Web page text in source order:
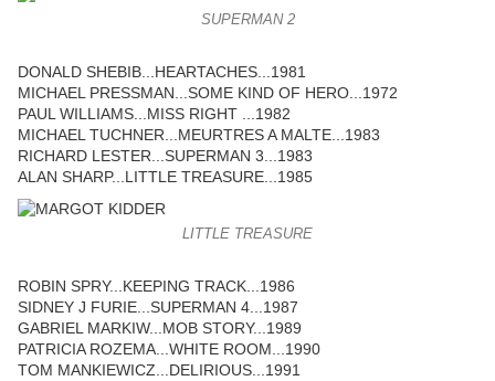
SUPERMAN 2
DONALD SHEBIB...HEARTACHES...1981
MICHAEL PRESSMAN...SOME KIND OF HERO...1972
PAUL WILLIAMS...MISS RIGHT ...1982
MICHAEL TUCHNER...MEURTRES A MALTE...1983
RICHARD LESTER...SUPERMAN 3...1983
ALAN SHARP...LITTLE TREASURE...1985
LITTLE TREASURE
ROBIN SPRY...KEEPING TRACK...1986
SIDNEY J FURIE...SUPERMAN 4...1987
GABRIEL MARKIW...MOB STORY...1989
PATRICIA ROZEMA...WHITE ROOM...1990
TOM MANKIEWICZ...DELIRIOUS...1991